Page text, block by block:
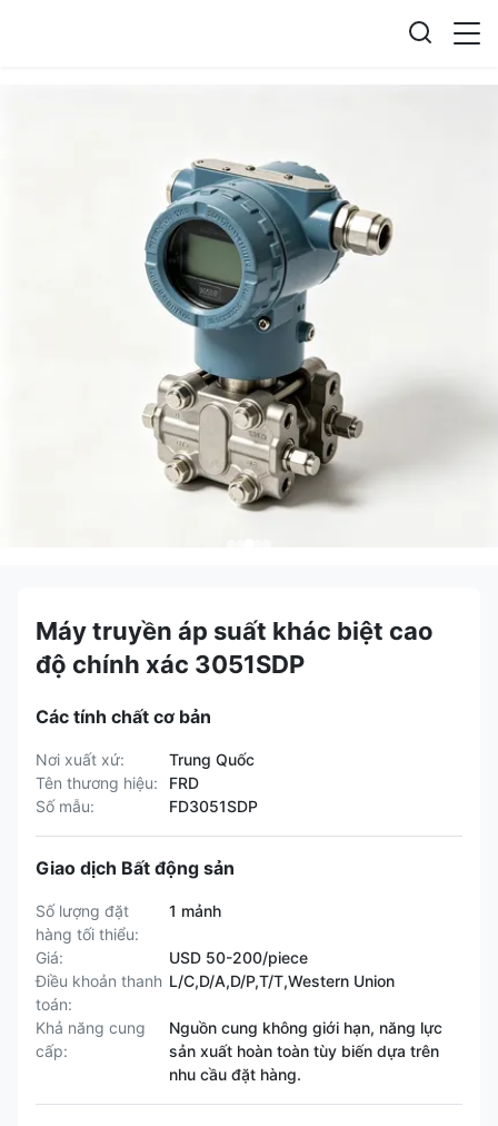
Máy truyền áp suất khác biệt cao
độ chính xác 3051SDP
Các tính chất cơ bản
Nơi xuất xứ:
Trung Quốc
Tên thương hiệu:
FRD
Số mẫu:
FD3051SDP
Giao dịch Bất động sản
Số lượng đặt
hàng tối thiểu:
1 mảnh
Giá:
USD 50-200/piece
Điều khoản thanh
toán:
L/C,D/A,D/P,T/T,Western Union
Khả năng cung
cấp:
Nguồn cung không giới hạn, năng lực
sản xuất hoàn toàn tùy biến dựa trên
nhu cầu đặt hàng.